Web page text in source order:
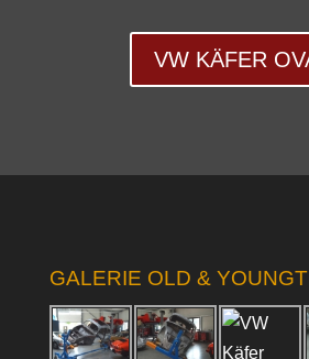
VW KÄFER
GALERIE OLD &